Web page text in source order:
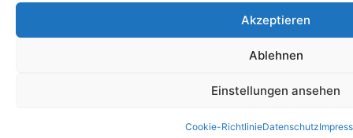
Akzeptieren
Ablehnen
Einstellungen ansehen
Cookie-RichtlinieDatenschutz